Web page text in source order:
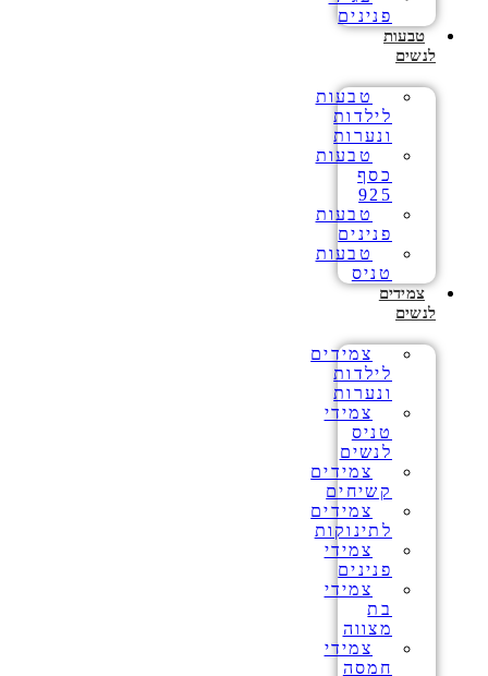
פנינים
טבעות
לנשים
טבעות
לילדות
ונערות
טבעות
כסף
925
טבעות
פנינים
טבעות
טניס
צמידים
לנשים
צמידים
לילדות
ונערות
צמידי
טניס
לנשים
צמידים
קשיחים
צמידים
לתינוקות
צמידי
פנינים
צמידי
בת
מצווה
צמידי
חמסה